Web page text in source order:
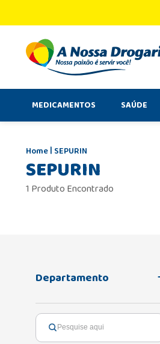
MEDICAMENTOS SAÚDE
SEPURIN
SEPURIN
1 Produto Encontrado
Departamento